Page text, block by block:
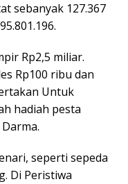
sebanyak 127.367
Rp2,5 miliar.
Rp100 ribu dan
Untuk
hadiah pesta
seperti sepeda
Di Peristiwa